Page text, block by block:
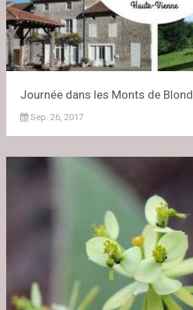
Journée dans les Monts de Blond
Sep. 26, 2017